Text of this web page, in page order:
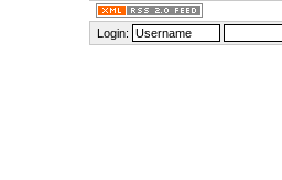
Login: